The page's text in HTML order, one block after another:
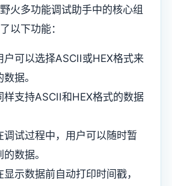
火多功能调试助手中的核心组
以下功能：
户可以选择ASCII或HEX格式来
据。
样支持ASCII和HEX格式的数据
调试过程中，用户可以随时暂
数据。
显示数据前自动打印时间戳，